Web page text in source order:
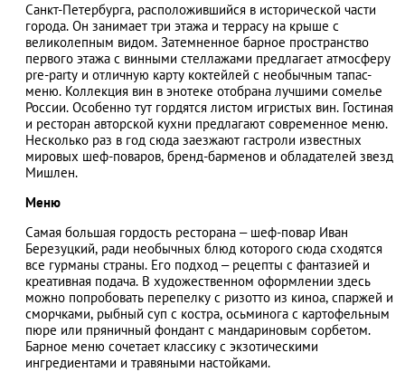
Санкт-Петербурга, расположившийся в исторической части
города. Он занимает три этажа и террасу на крыше с
великолепным видом. Затемненное барное пространство
первого этажа с винными стеллажами предлагает атмосферу
pre-party и отличную карту коктейлей с необычным тапас-
меню. Коллекция вин в энотеке отобрана лучшими сомелье
России. Особенно тут гордятся листом игристых вин. Гостиная
и ресторан авторской кухни предлагают современное меню.
Несколько раз в год сюда заезжают гастроли известных
мировых шеф-поваров, бренд-барменов и обладателей звезд
Мишлен.
Меню
Самая большая гордость ресторана – шеф-повар Иван
Березуцкий, ради необычных блюд которого сюда сходятся
все гурманы страны. Его подход – рецепты с фантазией и
креативная подача. В художественном оформлении здесь
можно попробовать перепелку с ризотто из киноа, спаржей и
сморчками, рыбный суп с костра, осьминога с картофельным
пюре или пряничный фондант с мандариновым сорбетом.
Барное меню сочетает классику с экзотическими
ингредиентами и травяными настойками.